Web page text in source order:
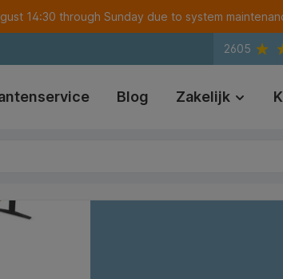
14:30 through Sunday due to system
2605
Blog Zakelijk